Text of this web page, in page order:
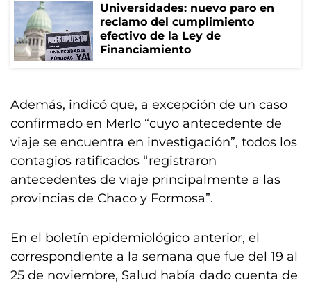
Universidades: nuevo paro en
reclamo del cumplimiento
efectivo de la Ley de
Financiamiento
Además, indicó que, a excepción de un caso
confirmado en Merlo “cuyo antecedente de
viaje se encuentra en investigación”, todos los
contagios ratificados “registraron
antecedentes de viaje principalmente a las
provincias de Chaco y Formosa”.
En el boletín epidemiológico anterior, el
correspondiente a la semana que fue del 19 al
25 de noviembre, Salud había dado cuenta de